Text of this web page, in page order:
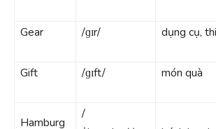
Gear /ɡɪr/ dụng cụ,
Gift /ɡɪft/ món quà
Hamburg
/